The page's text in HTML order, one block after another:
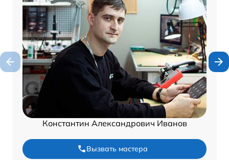
Константин Александрович Иванов
Вызвать мастера